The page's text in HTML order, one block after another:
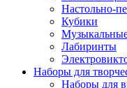
Настольно-
Кубики
Лабиринты
Наборы для
Наборы для